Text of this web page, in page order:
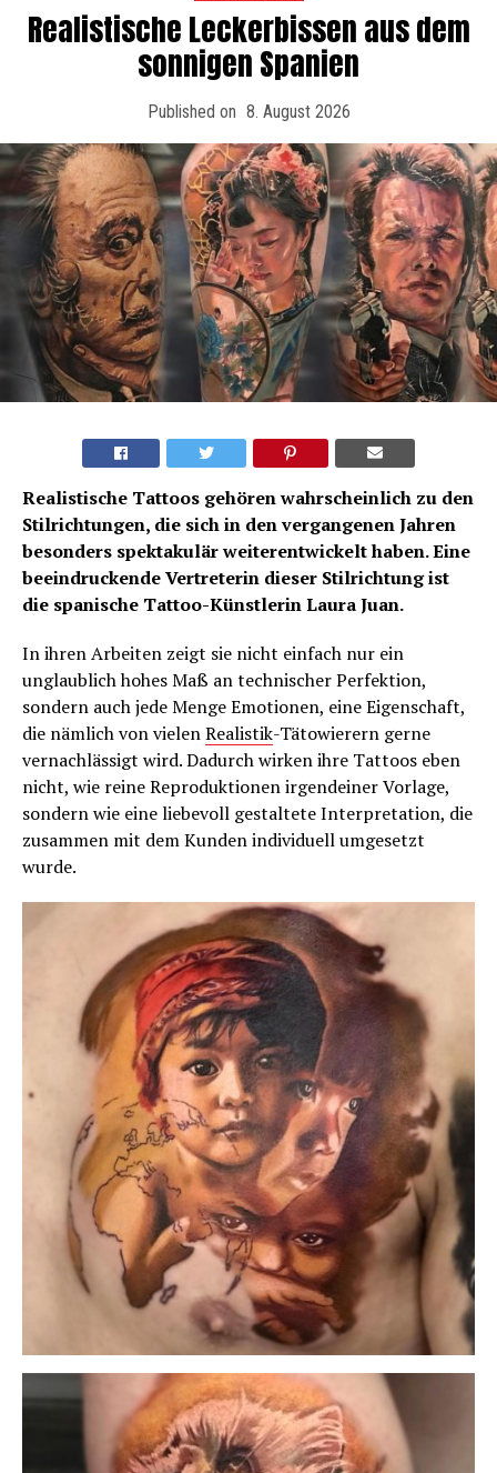
Realistische Leckerbissen aus dem
sonnigen Spanien
Published on 8. August 2026
Realistische Tattoos gehören wahrscheinlich zu den
Stilrichtungen, die sich in den vergangenen Jahren
besonders spektakulär weiterentwickelt haben. Eine
beeindruckende Vertreterin dieser Stilrichtung ist
die spanische Tattoo-Künstlerin Laura Juan.
In ihren Arbeiten zeigt sie nicht einfach nur ein
unglaublich hohes Maß an technischer Perfektion,
sondern auch jede Menge Emotionen, eine Eigenschaft,
die nämlich von vielenRealistik-Tätowierern gerne
vernachlässigt wird. Dadurch wirken ihre Tattoos eben
nicht, wie reine Reproduktionen irgendeiner Vorlage,
sondern wie eine liebevoll gestaltete Interpretation, die
zusammen mit dem Kunden individuell umgesetzt
wurde.